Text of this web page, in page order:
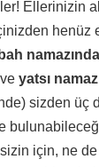
Ellerinizin
henüz
yatsı
sizden üç
için, ne